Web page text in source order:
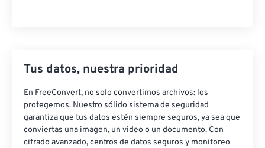
Tus datos, nuestra prioridad
En FreeConvert, no solo convertimos archivos: los
protegemos. Nuestro sólido sistema de seguridad
garantiza que tus datos estén siempre seguros, ya sea que
conviertas una imagen, un video o un documento. Con
cifrado avanzado, centros de datos seguros y monitoreo